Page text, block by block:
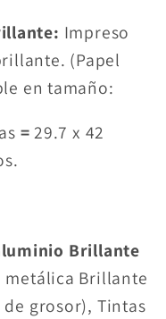
Impreso
(Papel
en tamaño:
=29.7 x 42
Brillante
metálica Brillante
grosor), Tintas